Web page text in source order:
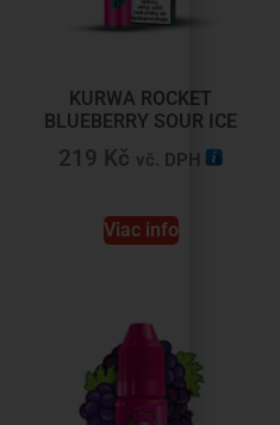
KURWA ROCKET
BLUEBERRY SOUR ICE
219 Kč vč. DPH
Viac info